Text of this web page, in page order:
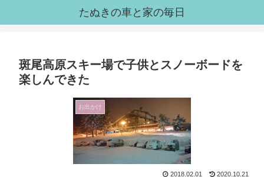
たぬきの車と家の毎日
斑尾高原スキー場で子供とスノーボードを
楽しんできた
お出かけ
2018.02.01 2020.10.21